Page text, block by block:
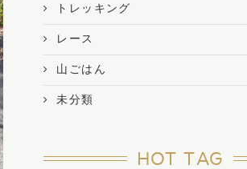
トレッキング
レース
山ごはん
未分類
HOT TAG